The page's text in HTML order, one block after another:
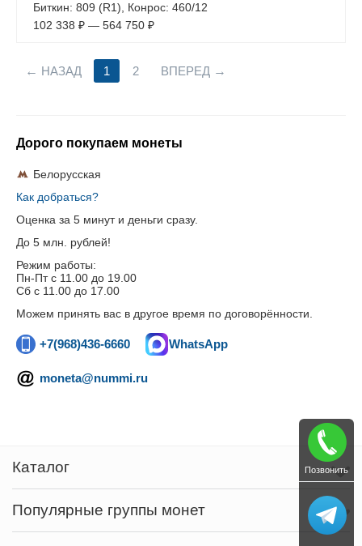
Биткин: 809 (R1), Конрос: 460/12
102 338 ₽ — 564 750 ₽
НАЗАД 1 2 ВПЕРЕД
Дорого покупаем монеты
Белорусская
Как добраться?
Оценка за 5 минут и деньги сразу.
До 5 млн. рублей!
Режим работы:
Пн-Пт c 11.00 до 19.00
Сб с 11.00 до 17.00
Можем принять вас в другое время по договорённости.
+7(968)436-6660 WhatsApp
moneta@nummi.ru
Каталог
Популярные группы монет
Позвонить